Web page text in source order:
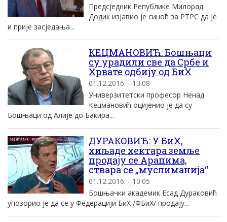
Предсједник Републике Милорад
Додик изјавио је синоћ за РТРС да је
и прије засједања...
КЕЦМАНОВИЋ: Бошњаци
су урадили све да Србе и
Хрвате одбију од БиХ
01.12.2016. - 13:08
Универзитетски професор Ненад
Кецмановић оцијенио је да су
Бошњаци од Алије до Бакира...
ДУРАКОВИЋ: У БиХ,
хиљаде хектара земље
продају се Арапима,
ствара се „муслиманија“
01.12.2016. - 10:05
Бошњачки академик Есад Дураковић
упозорио је да се у Федерацији БиХ /ФБиХ/ продају...